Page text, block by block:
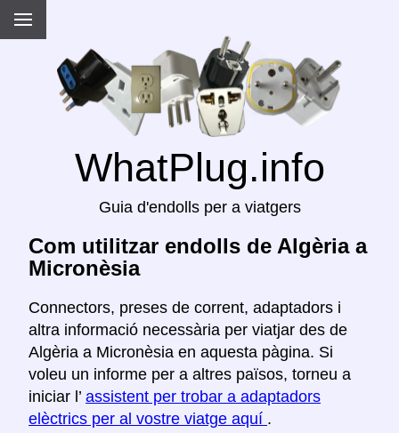
WhatPlug.info
Guia d'endolls per a viatgers
Com utilitzar endolls de Algèria a
Micronèsia
Connectors, preses de corrent, adaptadors i
altra informació necessària per viatjar des de
Algèria a Micronèsia en aquesta pàgina. Si
voleu un informe per a altres països, torneu a
iniciar l’ assistent per trobar a adaptadors
elèctrics per al vostre viatge aquí .